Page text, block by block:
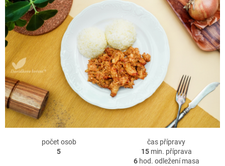
počet osob
5
čas přípravy
15min. příprava
6hod. odležení masa